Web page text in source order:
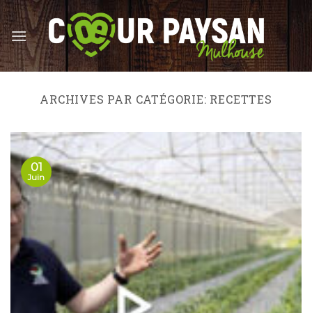
Skip
to
content
ARCHIVES PAR CATÉGORIE: RECETTES
01
Juin